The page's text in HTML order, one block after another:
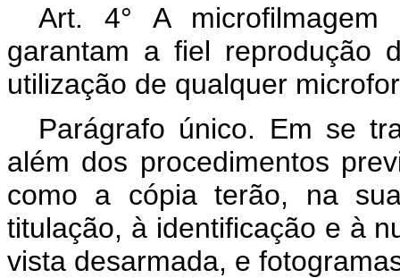
Art. 4° A
garantam a fiel reprodução
utilização de qualquer
Parágrafo único. Em se
além dos procedimentos
como a cópia terão, na
titulação, à identificação e à
vista desarmada, e